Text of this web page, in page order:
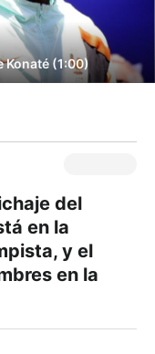
Konaté (1:00)
del
en la
y el
en la